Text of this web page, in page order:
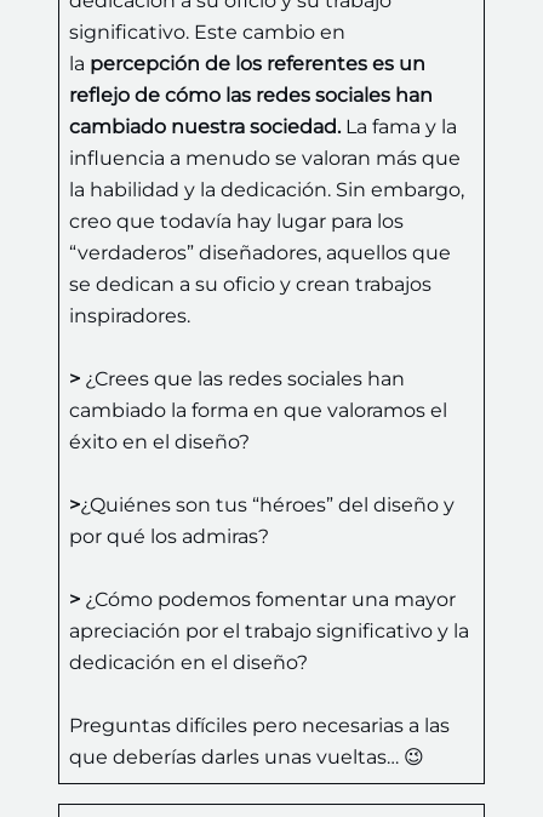
significativo. Este cambio en
la percepción de los referentes es un
reflejo de cómo las redes sociales han
cambiado nuestra sociedad. La fama y la
influencia a menudo se valoran más que
la habilidad y la dedicación. Sin embargo,
creo que todavía hay lugar para los
“verdaderos” diseñadores, aquellos que
se dedican a su oficio y crean trabajos
inspiradores.
> ¿Crees que las redes sociales han
cambiado la forma en que valoramos el
éxito en el diseño?
>¿Quiénes son tus “héroes” del diseño y
por qué los admiras?
> ¿Cómo podemos fomentar una mayor
apreciación por el trabajo significativo y la
dedicación en el diseño?
Preguntas difíciles pero necesarias a las
que deberías darles unas vueltas… 😉